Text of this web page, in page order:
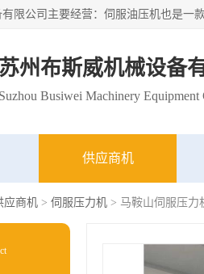
苏州布斯威机械设备
Suzhou Busiwei Machinery Equipment
供应商机
应商机 > 伺服压力机 > 马鞍山伺服压力